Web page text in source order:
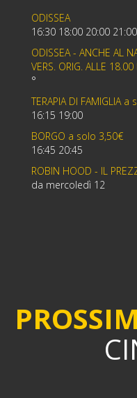
ODISSEA
16:30 18:00 20:00 21:00
ODISSEA - ANCHE AL
VERS. ORIG. ALLE
°
TERAPIA DI FAMIGLIA
16:15 19:00
BORGO a solo 3,50€
16:45 20:45
ROBIN HOOD - IL
da mercoledì 12